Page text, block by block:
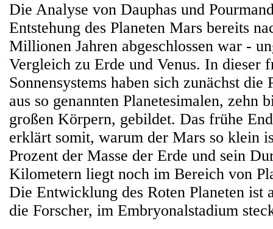
Die Analyse von Dauphas und
Entstehung des Planeten Mars bereits
Millionen Jahren abgeschlossen war -
Vergleich zu Erde und Venus. In dieser
Sonnensystems haben sich zunächst die
aus so genannten Planetesimalen, zehn
großen Körpern, gebildet. Das frühe
erklärt somit, warum der Mars so klein
Prozent der Masse der Erde und sein
Kilometern liegt noch im Bereich von
Die Entwicklung des Roten Planeten ist
die Forscher, im Embryonalstadium